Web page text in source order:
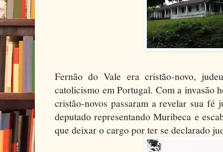
Fernão do Vale era cristão-novo,
catolicismo em Portugal. Com a invasão
cristão-novos passaram a revelar sua fé
deputado representando Muribeca e
que deixar o cargo por ter se declarado